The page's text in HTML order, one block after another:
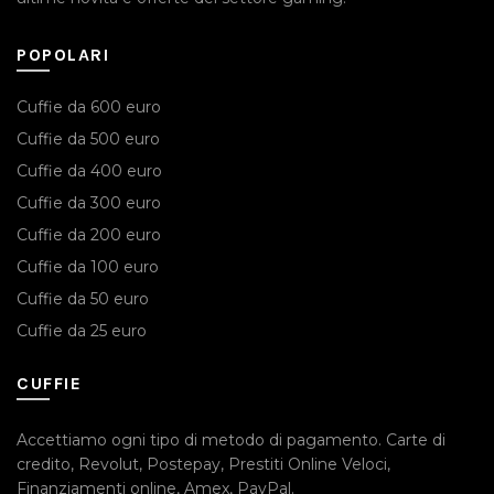
POPOLARI
Cuffie da 600 euro
Cuffie da 500 euro
Cuffie da 400 euro
Cuffie da 300 euro
Cuffie da 200 euro
Cuffie da 100 euro
Cuffie da 50 euro
Cuffie da 25 euro
CUFFIE
Accettiamo ogni tipo di metodo di pagamento. Carte di
credito, Revolut, Postepay, Prestiti Online Veloci,
Finanziamenti online, Amex, PayPal.